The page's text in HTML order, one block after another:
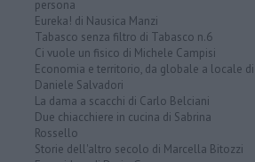
persona
Eureka! di Nausica Manzi
Tabasco senza filtro di Tabasco n.6
Ci vuole un fisico di Michele Campisi
Economia e territorio, da globale a locale di
Daniele Salvadori
La dama a scacchi di Carlo Belciani
Due chiacchiere in cucina di Sabrina
Rossello
Storie dell'altro secolo di Marcella Bitozzi